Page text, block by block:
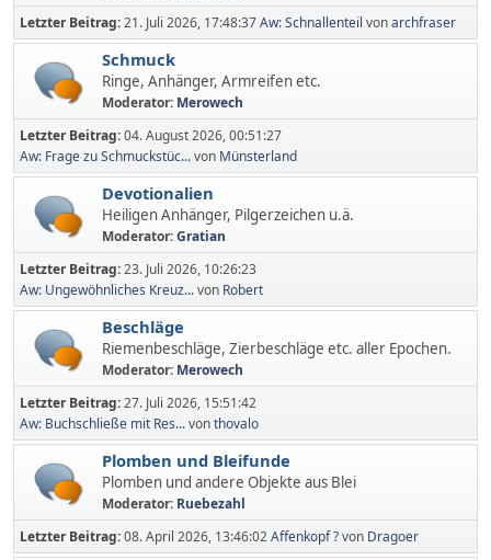
Letzter Beitrag:21. Juli 2026, 17:48:37Aw: Schnallenteil vonarchfraser
Schmuck
Ringe, Anhänger, Armreifen etc.
Moderator: Merowech
Letzter Beitrag:04. August 2026, 00:51:27
Aw: Frage zu Schmuckstüc...von Münsterland
Devotionalien
Heiligen Anhänger, Pilgerzeichen u.ä.
Moderator:Gratian
Letzter Beitrag:23. Juli 2026, 10:26:23
Aw: Ungewöhnliches Kreuz...von Robert
Beschläge
Riemenbeschläge, Zierbeschläge etc. aller Epochen.
Moderator: Merowech
Letzter Beitrag:27. Juli 2026, 15:51:42
Aw: Buchschließe mit Res...vonthovalo
Plomben und Bleifunde
Plomben und andere Objekte aus Blei
Moderator: Ruebezahl
Letzter Beitrag:08. April 2026, 13:46:02Affenkopf ?von Dragoer